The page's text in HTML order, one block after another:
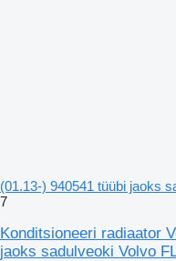
(01.13-) 940541 tüübi jaoks
7
Konditsioneeri radiaator
jaoks sadulveoki Volvo